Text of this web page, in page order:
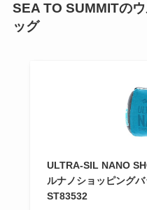
SEA TO SUMMITの
ッグ
ULTRA-SIL NANO
ルナノショッピング
ST83532